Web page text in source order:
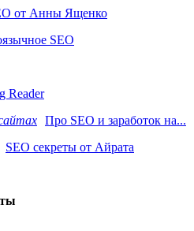
от Анны Ященко
SEO
Reader
Про SEO и заработок на...
SEO секреты от Айрата